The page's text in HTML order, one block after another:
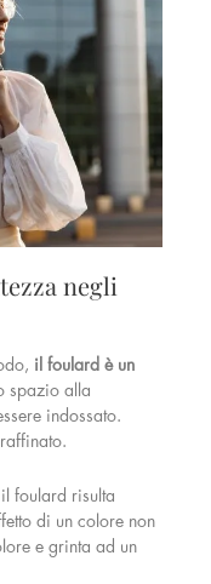
negli
il foulard è un
spazio alla
indossato.
foulard risulta
di un colore non
e grinta ad un